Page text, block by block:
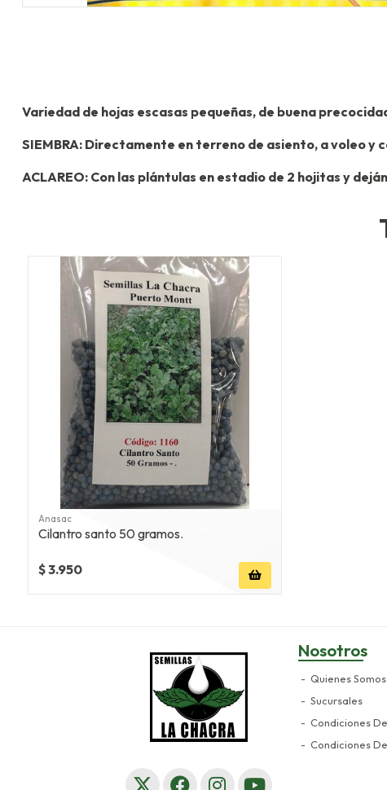
Variedad de hojas escasas pequeñas, de buena
SIEMBRA: Directamente en terreno de asiento, a voleo
ACLAREO: Con las plántulas en estadio de 2 hojitas y
Anasac
Cilantro santo 50 gramos.
$ 3.950
Nosotros
Quienes Somos
Sucursales
Condiciones
Condiciones